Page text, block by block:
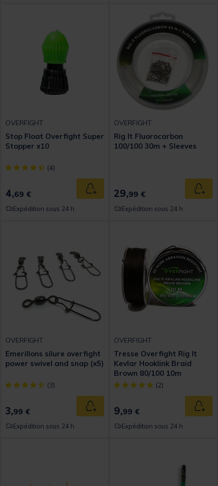
OVERFIGHT
Stop Float Overfight Super
Stopper x10
[object Object] out of 5 Customer Rating
(4)
4,69 € Ajouter au panier
Expédition sous 24 h
OVERFIGHT
Rig It Fluorocarbon
100/100 30m + Sleeves
29,99 €
Expédition sous 24 h
OVERFIGHT
Emerillons silure overfight
power swivel and snap (x5)
[object Object] out of 5 Customer Rating
(3)
3,99 € Ajouter au panier
Expédition sous 24 h
OVERFIGHT
Tresse Overfight Rig It
Kevlar Hooklink Braid
Brown 80/100 10m
[object Object] out of 5
(2)
9,99 €
Expédition sous 24 h